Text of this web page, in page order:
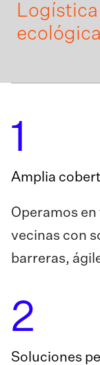
ecológica
1
Amplia
Operamos
vecinas con
barreras,
2
Soluciones